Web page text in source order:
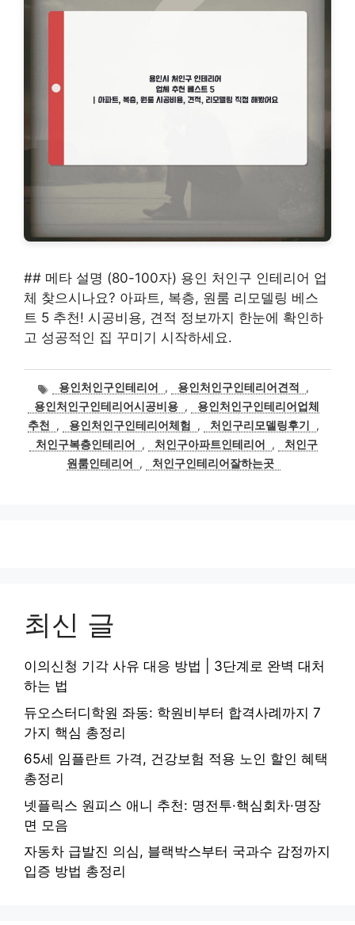
## 메타 설명 (80-100자) 용인 처인구 인테리어 업
체 찾으시나요? 아파트, 복층, 원룸 리모델링 베스
트 5 추천! 시공비용, 견적 정보까지 한눈에 확인하
고 성공적인 집 꾸미기 시작하세요.
태
그
용인처인구인테리어 , 용인처인구인테리어견적
,
용인처인구인테리어시공비용 ,
용인처인구인테리어업체
추천
, 용인처인구인테리어체험 , 처인구리모델링후기
,
처인구복층인테리어
, 처인구아파트인테리어 ,
처인구
원룸인테리어
, 처인구인테리어잘하는곳
최신 글
이의신청 기각 사유 대응 방법 | 3단계로 완벽 대처
하는 법
듀오스터디학원 좌동: 학원비부터 합격사례까지 7
가지 핵심 총정리
65세 임플란트 가격, 건강보험 적용 노인 할인 혜택
총정리
넷플릭스 원피스 애니 추천: 명전투·핵심회차·명장
면 모음
자동차 급발진 의심, 블랙박스부터 국과수 감정까지
입증 방법 총정리